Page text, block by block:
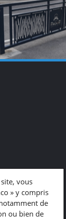
vous
» y compris
de
ou bien de